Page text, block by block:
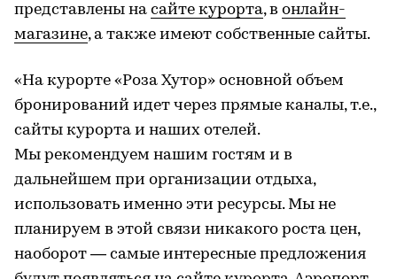
представлены на сайте курорта, в онлайн-
магазине, а также имеют собственные сайты.
«На курорте «Роза Хутор» основной объем
бронирований идет через прямые каналы, т.е.,
сайты курорта и наших отелей.
Мы рекомендуем нашим гостям и в
дальнейшем при организации отдыха,
использовать именно эти ресурсы. Мы не
планируем в этой связи никакого роста цен,
наоборот — самые интересные предложения